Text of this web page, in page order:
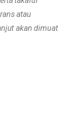
atau
akan dimuat